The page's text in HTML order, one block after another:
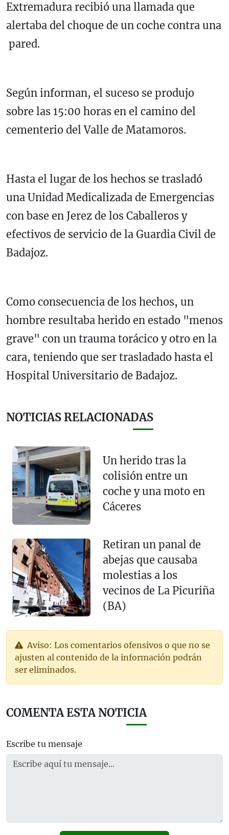
Extremadura recibió una llamada que
alertaba del choque de un coche contra una
pared.
Según informan, el suceso se produjo
sobre las 15:00 horas en el camino del
cementerio del Valle de Matamoros.
Hasta el lugar de los hechos se trasladó
una Unidad Medicalizada de Emergencias
con base en Jerez de los Caballeros y
efectivos de servicio de la Guardia Civil de
Badajoz.
Como consecuencia de los hechos, un
hombre resultaba herido en estado "menos
grave" con un trauma torácico y otro en la
cara, teniendo que ser trasladado hasta el
Hospital Universitario de Badajoz.
NOTICIAS RELACIONADAS
Un herido tras la
colisión entre un
coche y una moto en
Cáceres
Retiran un panal de
abejas que causaba
molestias a los
vecinos de La Picuriña
(BA)
Aviso: Los comentarios ofensivos o que no se
ajusten al contenido de la información podrán
ser eliminados.
COMENTA ESTA NOTICIA
Escribe tu mensaje